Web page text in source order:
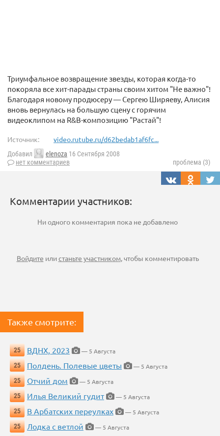
Триумфальное возвращение звезды, которая когда-то
покоряла все хит-парады страны своим хитом "Не важно"!
Благодаря новому продюсеру — Сергею Ширяеву, Алисия
вновь вернулась на большую сцену с горячим
видеоклипом на R&B-композицию "Растай"!
Источник: video.rutube.ru/d62bedab1af6fc...
Добавил elenoza 16 Сентября 2008
нет комментариев
проблема (3)
Комментарии участников:
Ни одного комментария пока не добавлено
Войдите илистаньте участником, чтобы комментировать
Также смотрите:
25 ВДНХ, 2023
— 5 Августа
25
Полдень. Полевые цветы
— 5 Августа
25
Отчий дом
— 5 Августа
25
Илья Великий гудит
— 5 Августа
25
В Арбатских переулках
— 5 Августа
25
Лодка с ветлой
— 5 Августа